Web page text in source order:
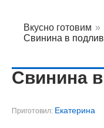
Вкусно готовим »
Свинина в
Свинина
Приготовил: Екатерина